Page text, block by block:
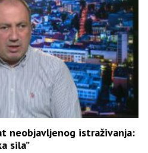
neobjavljenog istraživanja:
sila”